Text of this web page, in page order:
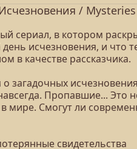
/
сериал, в котором
исчезновения, и что
в качестве рассказчика.
загадочных
Пропавшие... Это
мире. Смогут ли
свидетельства